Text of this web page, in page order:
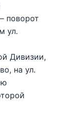
поворот
ул.
Дивизии,
на ул.